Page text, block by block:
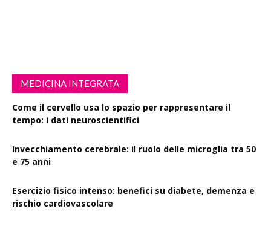
MEDICINA INTEGRATA
Come il cervello usa lo spazio per rappresentare il
tempo: i dati neuroscientifici
Invecchiamento cerebrale: il ruolo delle microglia tra 50
e 75 anni
Esercizio fisico intenso: benefici su diabete, demenza e
rischio cardiovascolare